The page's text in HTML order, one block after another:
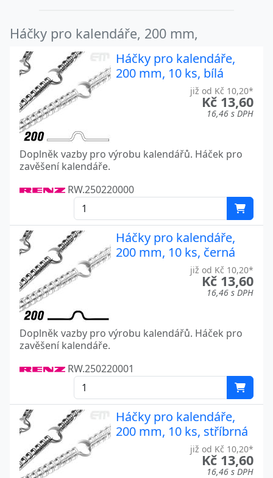
Háčky pro kalendáře, 200 mm,
Háčky pro kalendáře,
200 mm, 10 ks, bílá
již od Kč 10,20*
Kč 13,60
16,46 s DPH
Doplněk vazby pro výrobu kalendářů. Háček pro
zavěšení kalendáře.
RW.250220000
Háčky pro kalendáře,
200 mm, 10 ks, černá
již od Kč 10,20*
Kč 13,60
16,46 s DPH
Doplněk vazby pro výrobu kalendářů. Háček pro
zavěšení kalendáře.
RW.250220001
Háčky pro kalendáře,
200 mm, 10 ks, stříbrná
již od Kč 10,20*
Kč 13,60
16,46 s DPH